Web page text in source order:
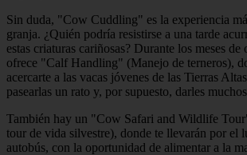
Sin duda, "Cow Cuddling" es la experiencia
granja. ¿Quién podría resistirse a una tarde
estas criaturas cariñosas? Durante los meses de
ofrece "Calf Handling" (Manejo de terneros),
acercarte a las vacas jóvenes de las Tierras
pasearlas un rato y, por supuesto, darles
También hay un "Cow Safari and Wildlife
tour de vida silvestre), donde te llevarán por el
autobús, con la oportunidad de alimentar a la